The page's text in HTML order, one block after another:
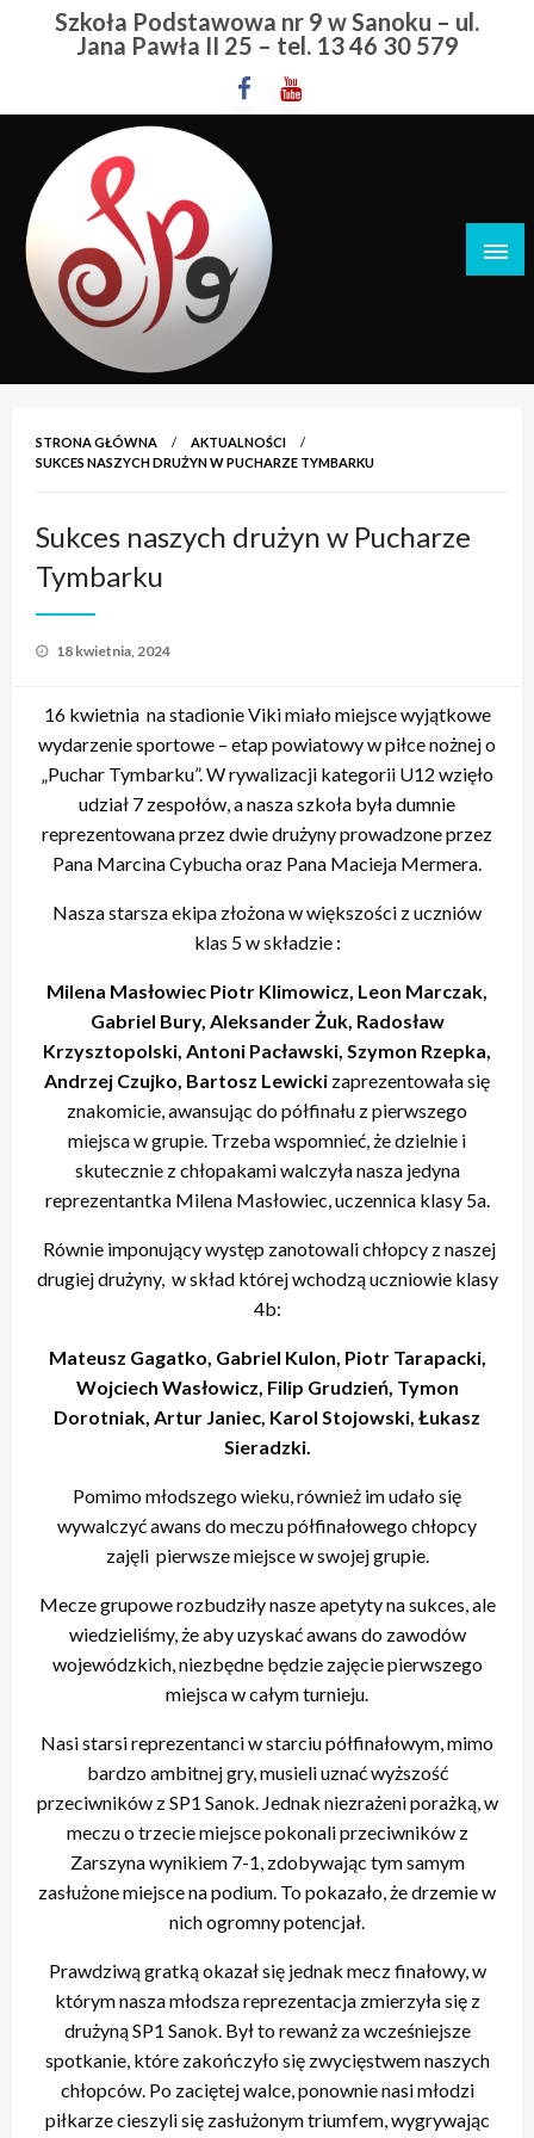
PrzejdźSzkoła Podstawowa nr 9 w Sanoku – ul.
Jana Pawła II 25 – tel. 13 46 30 579
STRONA GŁÓWNA
AKTUALNOŚCI
SUKCES NASZYCH DRUŻYN W PUCHARZE TYMBARKU
Sukces naszych drużyn w Pucharze
Tymbarku
Opublikowane
18 kwietnia, 2024
16 kwietnia na stadionie Viki miało miejsce wyjątkowe
wydarzenie sportowe – etap powiatowy w piłce nożnej o
„Puchar Tymbarku”. W rywalizacji kategorii U12 wzięło
udział 7 zespołów, a nasza szkoła była dumnie
reprezentowana przez dwie drużyny prowadzone przez
Pana Marcina Cybucha oraz Pana Macieja Mermera.
Nasza starsza ekipa złożona w większości z uczniów
klas 5 w składzie:
Milena Masłowiec Piotr Klimowicz, Leon Marczak,
Gabriel Bury, Aleksander Żuk, Radosław
Krzysztopolski, Antoni Pacławski, Szymon Rzepka,
Andrzej Czujko, Bartosz Lewicki zaprezentowała się
znakomicie, awansując do półfinału z pierwszego
miejsca w grupie. Trzeba wspomnieć, że dzielnie i
skutecznie z chłopakami walczyła nasza jedyna
reprezentantka Milena Masłowiec, uczennica klasy 5a.
Równie imponujący występ zanotowali chłopcy z naszej
drugiej drużyny, w skład której wchodzą uczniowie klasy
4b:
Mateusz Gagatko, Gabriel Kulon, Piotr Tarapacki,
Wojciech Wasłowicz, Filip Grudzień, Tymon
Dorotniak, Artur Janiec, Karol Stojowski, Łukasz
Sieradzki.
Pomimo młodszego wieku, również im udało się
wywalczyć awans do meczu półfinałowego chłopcy
zajęli pierwsze miejsce w swojej grupie.
Mecze grupowe rozbudziły nasze apetyty na sukces, ale
wiedzieliśmy, że aby uzyskać awans do zawodów
wojewódzkich, niezbędne będzie zajęcie pierwszego
miejsca w całym turnieju.
Nasi starsi reprezentanci w starciu półfinałowym, mimo
bardzo ambitnej gry, musieli uznać wyższość
przeciwników z SP1 Sanok. Jednak niezrażeni porażką, w
meczu o trzecie miejsce pokonali przeciwników z
Zarszyna wynikiem 7-1, zdobywając tym samym
zasłużone miejsce na podium. To pokazało, że drzemie w
nich ogromny potencjał.
Prawdziwą gratką okazał się jednak mecz finałowy, w
którym nasza młodsza reprezentacja zmierzyła się z
drużyną SP1 Sanok. Był to rewanż za wcześniejsze
spotkanie, które zakończyło się zwycięstwem naszych
chłopców. Po zaciętej walce, ponownie nasi młodzi
piłkarze cieszyli się zasłużonym triumfem, wygrywając